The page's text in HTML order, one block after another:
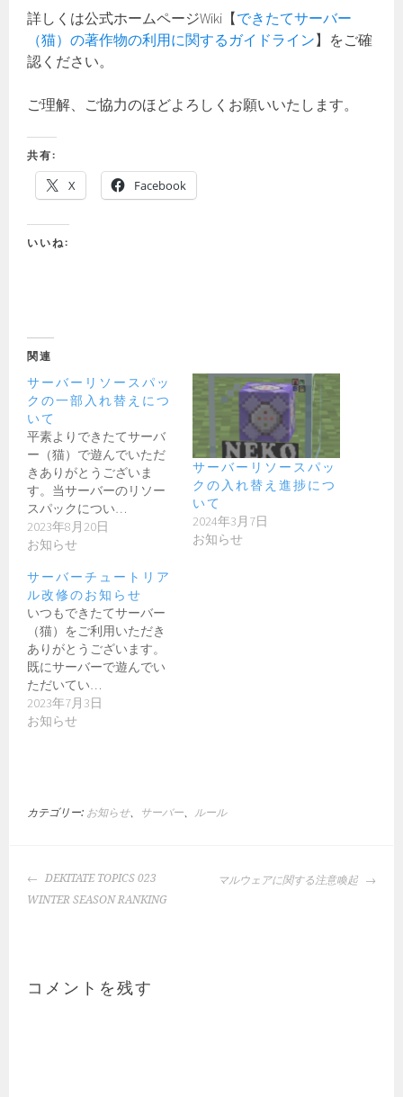
詳しくは公式ホームページWiki【できたてサーバー
（猫）の著作物の利用に関するガイドライン】をご確
認ください。
ご理解、ご協力のほどよろしくお願いいたします。
共有:
X Facebook
いいね:
関連
サーバーリソースパッ
クの一部入れ替えにつ
いて
平素よりできたてサーバ
ー（猫）で遊んでいただ
きありがとうございま
す。当サーバーのリソー
スパックについ…
2023年8月20日
お知らせ
サーバーリソースパッ
クの入れ替え進捗につ
いて
2024年3月7日
お知らせ
サーバーチュートリア
ル改修のお知らせ
いつもできたてサーバー
（猫）をご利用いただき
ありがとうございます。
既にサーバーで遊んでい
ただいてい…
2023年7月3日
お知らせ
カテゴリー: お知らせ、 サーバー、 ルール
投
稿
ー
DEKITATE TOPICS 023
WINTER SEASON RANKING
マルウェアに関する注意喚起
コメントを残す